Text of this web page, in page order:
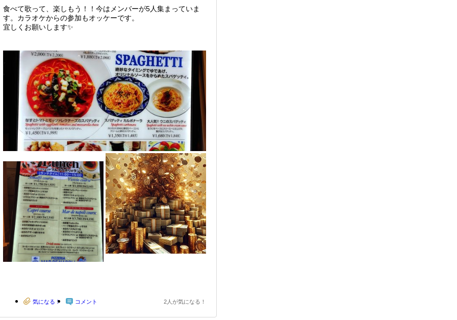
食べて歌って、楽しもう！！今はメンバーが5人集まっていま
す。カラオケからの参加もオッケーです。
宜しくお願いします✨️
気になる！ コメント 2人が気になる！